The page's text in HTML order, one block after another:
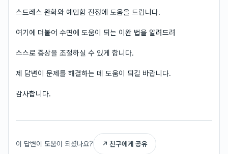
스트레스 완화와 예민함 진정에 도움을 드립니다.
여기에 더불어 수면에 도움이 되는 이완 법을 알려드려
스스로 증상을 조절하실 수 있게 합니다.
제 답변이 문제를 해결하는 데 도움이 되길 바랍니다.
감사합니다.
이 답변이 도움이 되셨나요? ↗ 친구에게 공유